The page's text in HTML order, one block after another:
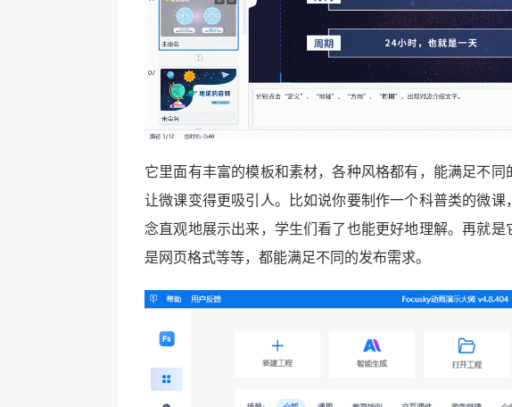
它里面有丰富的模板和素材，各种风格都有，能满足不
让微课变得更吸引人。比如说你要制作一个科普类的微
念直观地展示出来，学生们看了也能更好地理解。再就
是网页格式等等，都能满足不同的发布需求。